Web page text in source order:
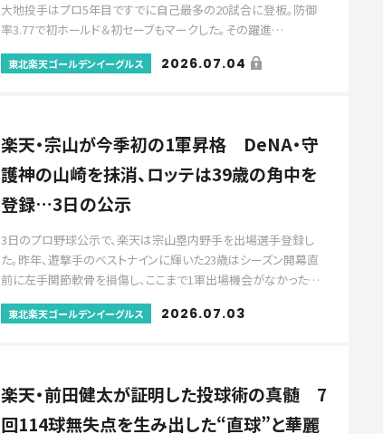
大地投手はプロ5年目ですでに自己最多の20試合に登板。防御
率3.77で初ホールド＆初セーブもマークした。その躍進…
東北楽天ゴールデンイーグルス 2026.07.04
楽天・宗山が今季初の1軍昇格 DeNA・守
護神の山崎を抹消、ロッテは39歳の角中を
登録…3日の公示
3日のプロ野球公示で、楽天は宗山塁内野手を出場選手登録し
た。昨年、遊撃手のベストナインに輝いた23歳はシーズン開幕直
前に左手関節軟骨を損傷し、ここまで1軍出場機会がなかった…
東北楽天ゴールデンイーグルス 2026.07.03
楽天・前田健太が証明した投球術の真髄 7
回114球無失点を生み出した“直球”と華麗